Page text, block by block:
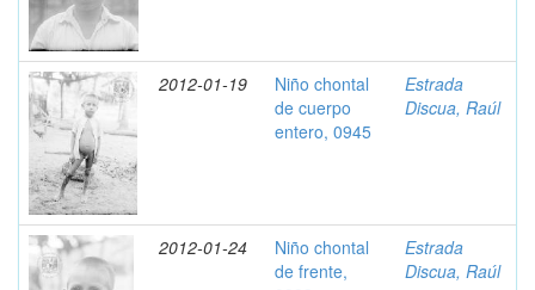
2012-01-19
Niño chontal
de cuerpo
entero, 0945
Estrada
Discua, Raúl
2012-01-24
Niño chontal
de frente,
Estrada
Discua, Raúl